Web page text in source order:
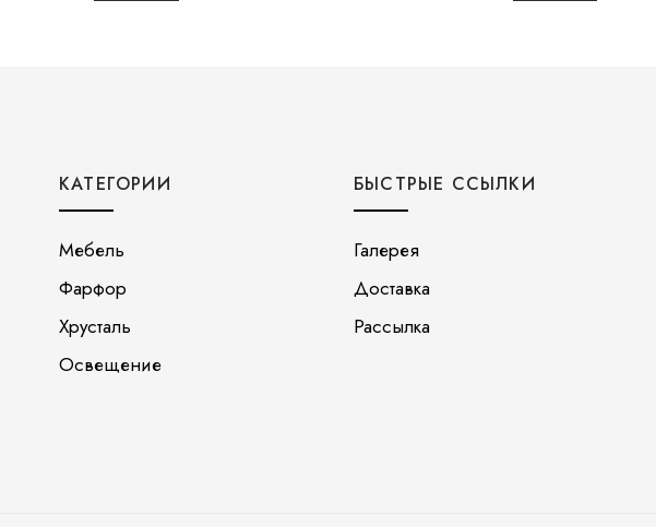
КАТЕГОРИИ
Мебель
Фарфор
Хрусталь
Освещение
БЫСТРЫЕ ССЫЛКИ
Галерея
Доставка
Рассылка